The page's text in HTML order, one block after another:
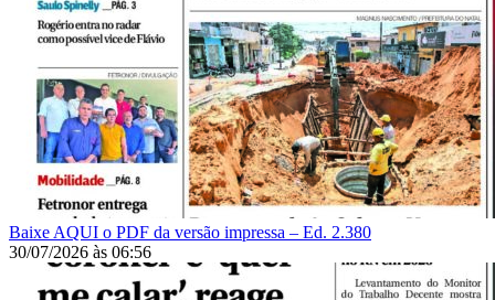
Baixe AQUI o PDF da versão impressa – Ed. 2.380
30/07/2026 às 06:56